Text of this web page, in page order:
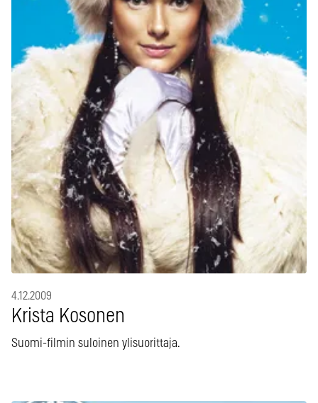
4.12.2009
Krista Kosonen
Suomi-filmin suloinen ylisuorittaja.